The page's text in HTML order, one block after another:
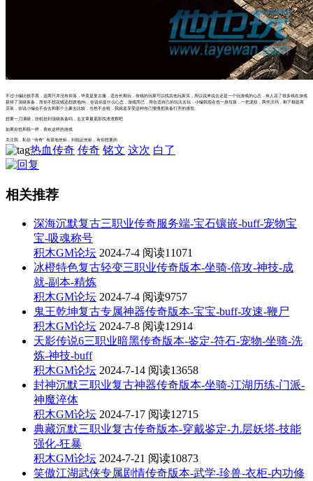
不过小编比较手黑，这两只并没有掉落，毕竟是复古服，适合长期玩，有钱的玩家可以找其他玩家买，所以说来说去还是一个玩游戏的心态，有人花了很多钱在游戏
获得了顶级装备，而你不想花钱还想跟他PK，你说你是什么心态，游戏而已，用合适自己的玩法去玩，小编我现在也一身垃圾，一把龙纹，两件沃玛，剩下都是商
店装，你说小编会不会去和那个土豪去比较，当然不会啦，我就是享受这种自己慢慢把装备打齐的感觉。
想要一刀满级，挂机挂到顶级装备吗，去文章最底部找渣渣辉吧
如果你也和我一样，喜欢这样的游戏
关注我，私信 “传奇” 有基地坐标，到指定坐标，有你想要的
热血传奇 传奇 铭文 这次 白了
相关推荐
深海沉默复古三职业传奇服务端-宝石镶嵌-buff-宠物宝
宝-吸魂称号
积木GM论坛 2024-7-4 阅读11071
冰橙特色复古轻变三职业传奇版本-坐骑-倍攻-神技-成
就-副本-精炼
积木GM论坛 2024-7-4 阅读9757
鬼王乾坤复古专属神器传奇版本-宝宝-buff-攻速-鞭尸
积木GM论坛 2024-7-8 阅读12914
天影传说6三职业暗黑传奇版本-鉴定-符石-宠物-坐骑-洗
炼-神技-buff
积木GM论坛 2024-7-14 阅读13658
封神沉默三职业复古神器传奇版本-坐骑-江湖历练-门派-
神魔淬体
积木GM论坛 2024-7-17 阅读12715
典藏沉默三职业复古传奇版本-穿戴鉴定-九层妖塔-技能
强化-狂暴
积木GM论坛 2024-7-21 阅读10873
笑傲江湖武侠专属剧情传奇版本-武学-珍兽-衣柜-内功修